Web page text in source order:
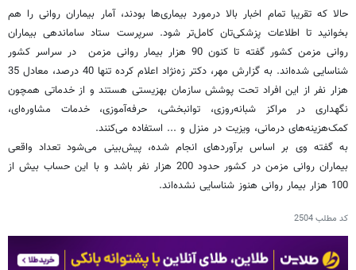
حالا که تقریبا تمام اخبار بالا درمورد بیماری‌ها بودند، آمار بیماران روانی را هم
بخوانید تا اطلاعات پزشکی‌تان کامل‌تر شود. سرپرست ستاد ساماندهی بیماران
روانی مزمن کشور گفته تا کنون 90 هزار بیمار روانی مزمن در سراسر کشور
شناسایی شده‌اند. به گزارش مهر، دکتر زه‌نژاد اعلام کرده تنها 40 درصد، معادل 35
هزار نفر از این افراد تحت پوشش سازمان بهزیستی هستند و از خدماتی همچون
نگهداری در مراکز شبانه‌روزی، توانبخشی، حرفه‌آموزی، خدمات مشاوره‌ای،
کمک‌هزینه‌های درمانی، ویزیت در منزل و ... استفاده می‌کنند.
به گفته وی بر اساس برآوردهای انجام شده، پیش‌بینی می‌شود تعداد واقعی
بیماران روانی مزمن در کشور حدود 200 هزار نفر باشد و با این حساب بیش از
100 هزار بیمار روانی هنوز شناسایی نشده‌اند.
کد مطلب2504